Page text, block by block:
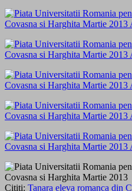
Cititi: Tanara eleva romanca din